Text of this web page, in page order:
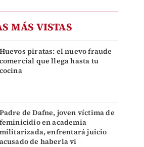
MÁS VISTAS
Huevos piratas: el nuevo fraude
comercial que llega hasta tu
cocina
Padre de Dafne, joven víctima de
feminicidio en academia
militarizada, enfrentará juicio
acusado de haberla vi